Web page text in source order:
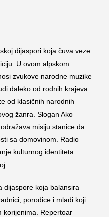
dijaspori koja čuva veze
U ovom alpskom
zvukove narodne muzike
daleko od rodnih krajeva.
od klasičnih narodnih
žanra. Slogan Ako
misiju stanice da
sa domovinom. Radio
kulturnog identiteta
dijaspore koja balansira
porodice i mladi koji
korijenima. Repertoar